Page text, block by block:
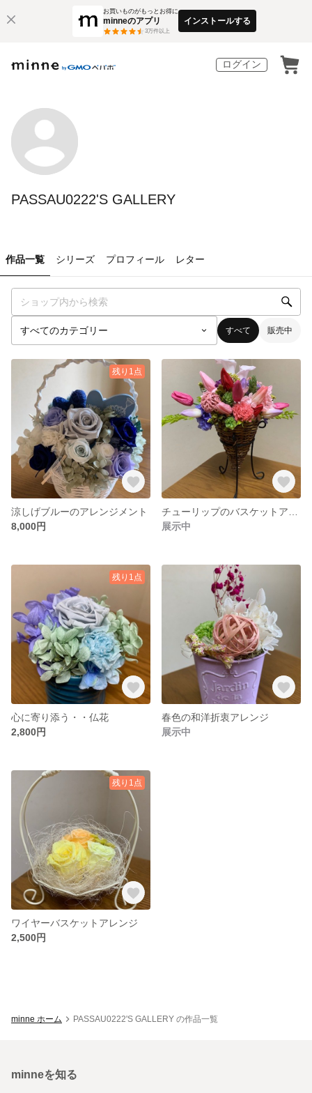
お買いものがもっとお得に
minneのアプリ
3万件以上
インストールする
ログイン
PASSAU0222'S GALLERY
作品一覧 シリーズ プロフィール レター
すべて 販売中
残り1点
涼しげブルーのアレンジメント
8,000円
展示中
残り1点
心に寄り添う・・仏花
2,800円
春色の和洋折衷アレンジ
展示中
残り1点
ワイヤーバスケットアレンジ
2,500円
minne ホーム PASSAU0222'S GALLERY の作品一覧
minneを知る